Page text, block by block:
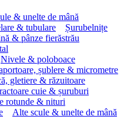
& unelte de mână
& tubulare
Șurubelnițe
& pânze fierăstrău
Nivele & poloboace
șublere & micrometre
gletiere & răzuitoare
cuie & șuruburi
rotunde & nituri
Alte scule & unelte de mână